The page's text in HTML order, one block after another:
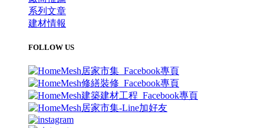
系列文章
建材情報
FOLLOW US